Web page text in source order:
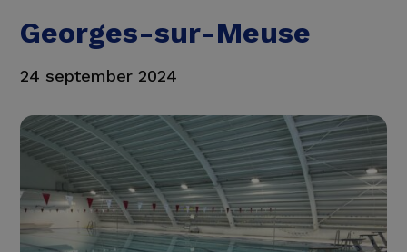
Georges-sur-Meuse
24 september 2024